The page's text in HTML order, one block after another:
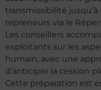
transmissibilité
repreneurs via le
Les conseillers
exploitants sur les
humain, avec une
d’anticiper la cession
Cette préparation est